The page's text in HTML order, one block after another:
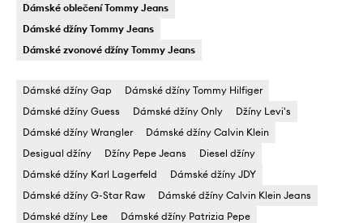
Dámské oblečení Tommy Jeans
Dámské džíny Tommy Jeans
Dámské zvonové džíny Tommy Jeans
Dámské džíny Gap
Dámské džíny Tommy Hilfiger
Dámské džíny Guess
Dámské džíny Only
Džíny Levi's
Dámské džíny Wrangler
Dámské džíny Calvin Klein
Desigual džíny
Džíny Pepe Jeans
Diesel džíny
Dámské džíny Karl Lagerfeld
Dámské džíny JDY
Dámské džíny G-Star Raw
Dámské džíny Calvin Klein Jeans
Dámské džíny Lee
Dámské džíny Patrizia Pepe